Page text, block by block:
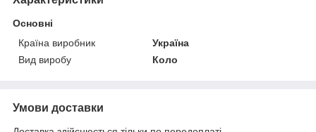
Основні
Країна виробник
Україна
Вид виробу
Коло
Умови доставки